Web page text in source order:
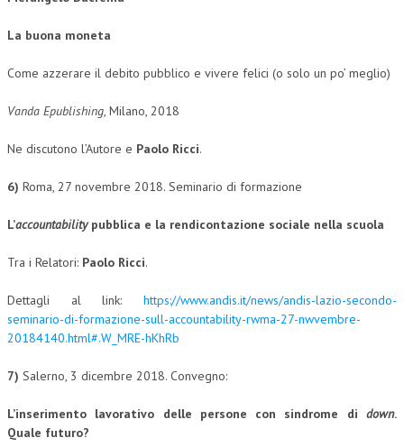
TRIBUTARIA
GIURISPRUDENZA
EUROPEA
CIVILE
NEWS
La buona moneta
Come azzerare il debito pubblico e vivere felici (o solo un po’ meglio)
Vanda Epublishing, Milano, 2018
Ne discutono l’Autore e Paolo Ricci.
6) Roma, 27 novembre 2018. Seminario di formazione
L’accountabilitypubblica e la rendicontazione sociale nella scuola
Tra i Relatori: Paolo Ricci.
Dettagli al link: https://www.andis.it/news/andis-lazio-secondo-
seminario-di-formazione-sull-accountability-rwma-27-nwvembre-
20184140.html#.W_MRE-hKhRb
7) Salerno, 3 dicembre 2018. Convegno:
L’inserimento lavorativo delle persone con sindrome di down.
Quale futuro?